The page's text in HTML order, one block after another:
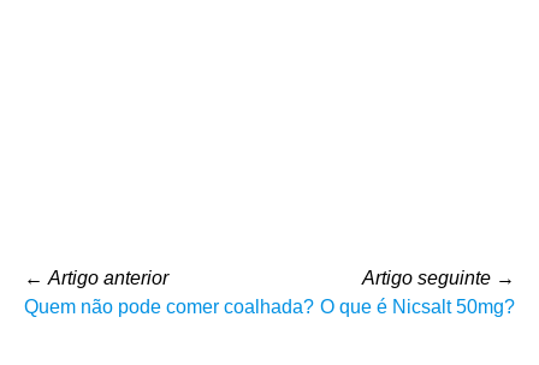
← Artigo anterior
Quem não pode comer coalhada?
Artigo seguinte →
O que é Nicsalt 50mg?